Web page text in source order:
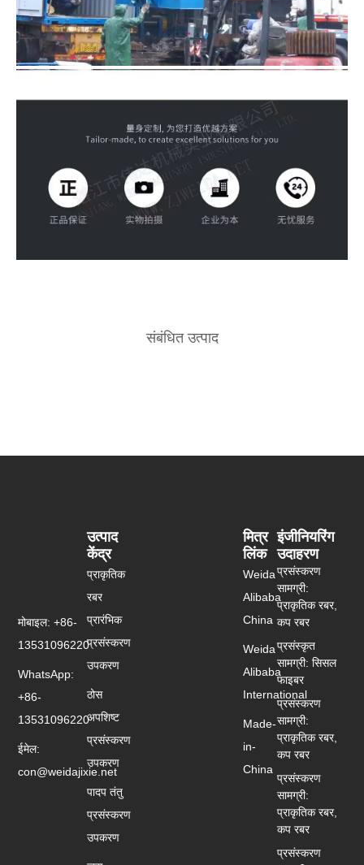
संबंधित उत्पाद
मित्र
लिंक
Weida
Alibaba
China
Weida
Alibaba
International
Made-
in-
China
उत्पाद
केंद्र
प्राकृतिक
रबर
प्रारंभिक
प्रसंस्करण
उपकरण
ठोस
अपशिष्ट
प्रसंस्करण
उपकरण
पादप तंतु
प्रसंस्करण
उपकरण
इंजीनियरिंग
उदाहरण
प्रसंस्करण
सामग्री:
प्राकृतिक रबर,
कप रबर
प्रसंस्कृत
सामग्री: सिसल
फाइबर
प्रसंस्करण
सामग्री:
प्राकृतिक रबर,
कप रबर
प्रसंस्करण
सामग्री:
प्राकृतिक रबर,
कप रबर
प्रसंस्करण
मोबाइल: +86-
13531096220
WhatsApp:
+86-
13531096220
ईमेल:
con@weidajixie.net